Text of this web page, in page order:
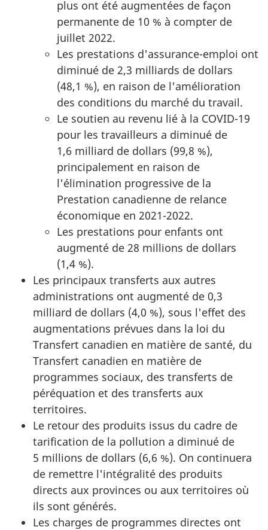
plus ont été augmentées de façon
permanente de 10 % à compter de
juillet 2022.
Les prestations d'assurance-emploi ont
diminué de 2,3 milliards de dollars
(48,1 %), en raison de l'amélioration
des conditions du marché du travail.
Le soutien au revenu lié à la COVID-19
pour les travailleurs a diminué de
1,6 milliard de dollars (99,8 %),
principalement en raison de
l'élimination progressive de la
Prestation canadienne de relance
économique en 2021-2022.
Les prestations pour enfants ont
augmenté de 28 millions de dollars
(1,4 %).
Les principaux transferts aux autres
administrations ont augmenté de 0,3
milliard de dollars (4,0 %), sous l'effet des
augmentations prévues dans la loi du
Transfert canadien en matière de santé, du
Transfert canadien en matière de
programmes sociaux, des transferts de
péréquation et des transferts aux
territoires.
Le retour des produits issus du cadre de
tarification de la pollution a diminué de
5 millions de dollars (6,6 %). On continuera
de remettre l'intégralité des produits
directs aux provinces ou aux territoires où
ils sont générés.
Les charges de programmes directes ont